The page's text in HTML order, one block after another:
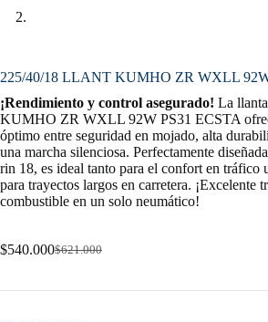
225/40/18 LLANT KUMHO ZR WXLL
¡Rendimiento y control asegurado! La
KUMHO ZR WXLL 92W PS31 ECSTA
óptimo entre seguridad en mojado, alta
una marcha silenciosa. Perfectamente
rin 18, es ideal tanto para el confort en tráfico
para trayectos largos en carretera. ¡Excelente
combustible en un solo neumático!
$621.000
Original
was:
$540.000Current
is: